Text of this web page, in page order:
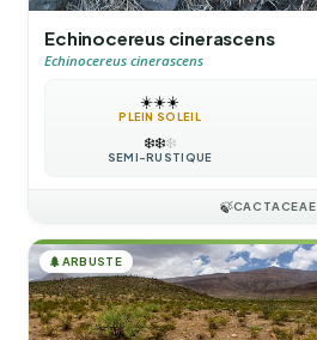
Echinocereus cinerascens
Echinocereus cinerascens
☀️☀️☀️
PLEIN SOLEIL
❄️❄️❄️
SEMI-RUSTIQUE
🍃CACTACEAE
🌲ARBUSTE